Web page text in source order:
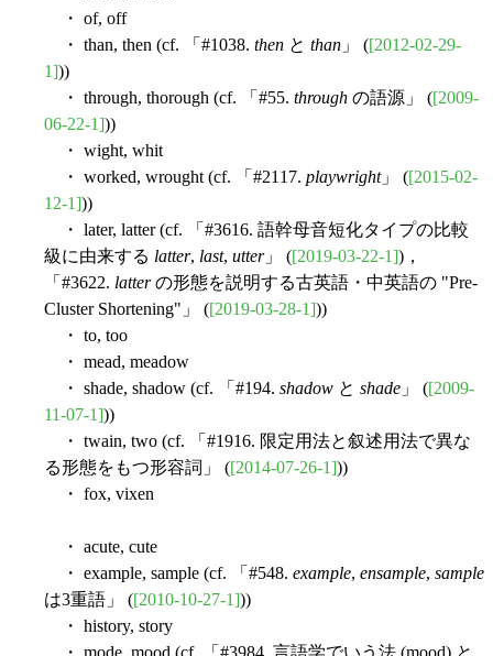
・ of, off
・ than, then (cf. 「#1038. then と than 」 ([2012-02-29-
1]))
・ through, thorough (cf. 「#55. through の語源」 ([2009-
06-22-1]))
・ wight, whit
・ worked, wrought (cf. 「#2117. playwright」 ([2015-02-
12-1]))
・ later, latter (cf. 「#3616. 語幹母音短化タイプの比較
級に由来する latter, last, utter」 ([2019-03-22-1])，
「#3622. latterの形態を説明する古英語・中英語の "Pre-
Cluster Shortening"」 ([2019-03-28-1]))
・ to, too
・ mead, meadow
・ shade, shadow (cf. 「#194. shadow と shade 」 ([2009-
11-07-1]))
・ twain, two (cf. 「#1916. 限定用法と叙述用法で異な
る形態をもつ形容詞」 ([2014-07-26-1]))
・ fox, vixen
・ acute, cute
・ example, sample (cf. 「#548. example, ensample, sample
は3重語」 ([2010-10-27-1]))
・ history, story